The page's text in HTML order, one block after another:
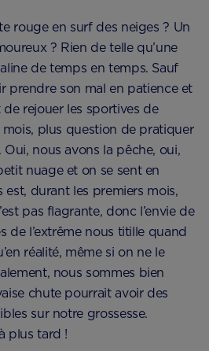
rouge en surf des neiges ? Un
? Rien de telle qu’une
de temps en temps. Sauf
prendre son mal en patience et
rejouer les sportives de
mois, plus question de pratiquer
nous avons la pêche, oui,
nuage et on se sent en
durant les premiers mois,
pas flagrante, donc l’envie de
de l’extrême nous titille quand
réalité, même si on ne le
nous sommes bien
chute pourrait avoir des
sur notre grossesse.
plus tard !